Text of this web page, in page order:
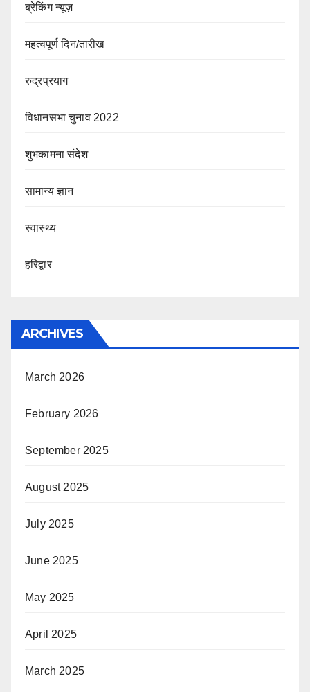
ब्रेकिंग न्यूज़
महत्वपूर्ण दिन/तारीख
रुद्रप्रयाग
विधानसभा चुनाव 2022
शुभकामना संदेश
सामान्य ज्ञान
स्वास्थ्य
हरिद्वार
ARCHIVES
March 2026
February 2026
September 2025
August 2025
July 2025
June 2025
May 2025
April 2025
March 2025